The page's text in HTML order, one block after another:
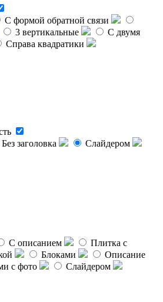
C формой обратной связи
3 вертикальные
С двумя
Справа квадратики
Без заголовка
Слайдером
С описанием
Плитка с
Блоками
Описание
с фото
Слайдером